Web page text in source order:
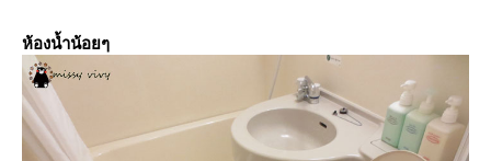
ห้องน้ำน้อยๆ